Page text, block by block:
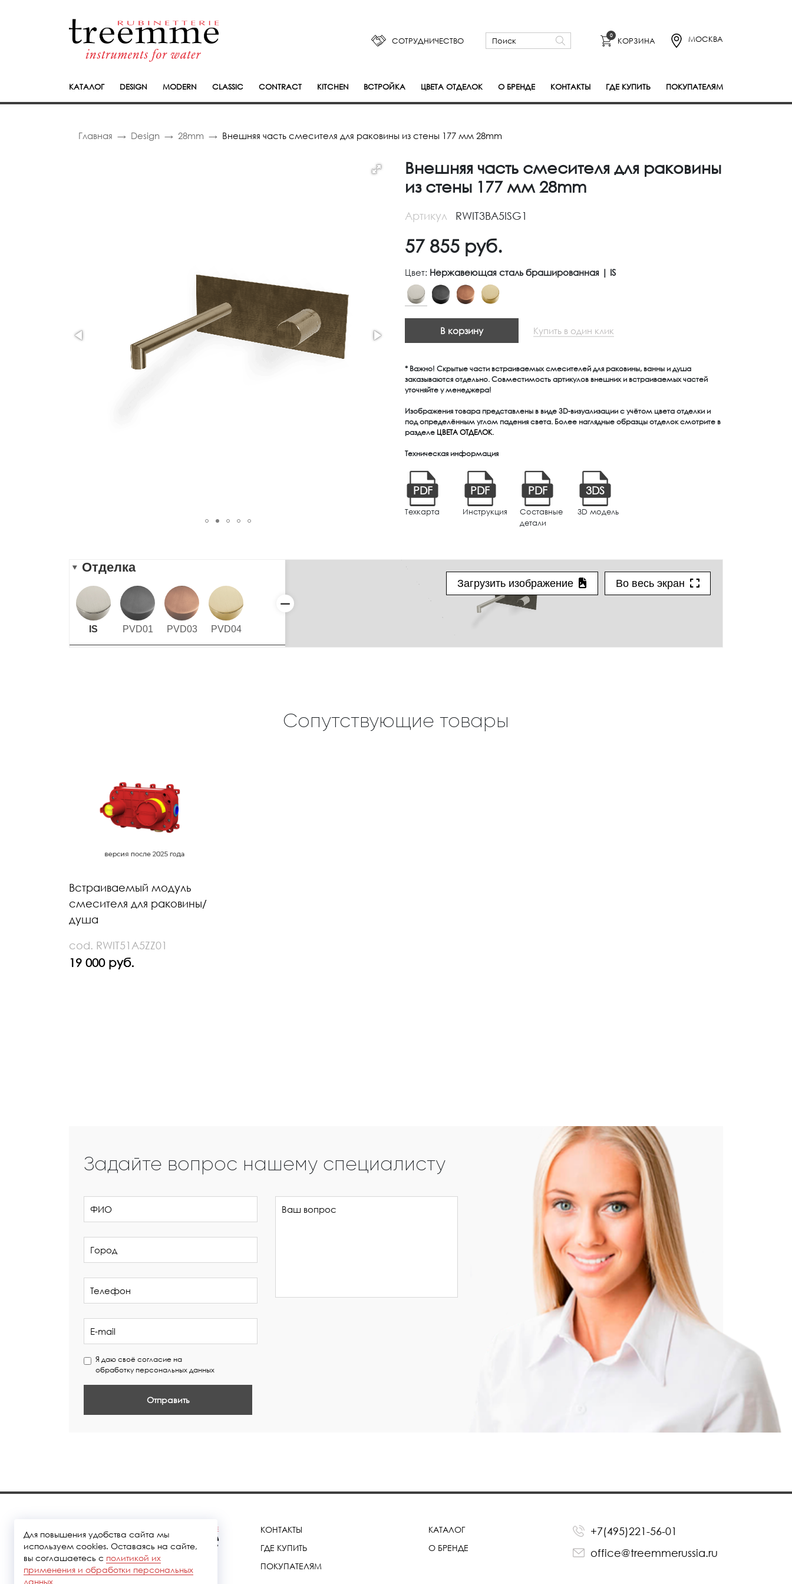
СОТРУДНИЧЕСТВО
0
КОРЗИНА МОСКВА
КАТАЛОГ DESIGN MODERN CLASSIC CONTRACT KITCHEN ВСТРОЙКА ЦВЕТА ОТДЕЛОК О БРЕНДЕ КОНТАКТЫ ГДЕ КУПИТЬ ПОКУПАТЕЛЯМ
Главная Design 28mm Внешняя часть смесителя для раковины из стены 177 мм 28mm
Внешняя часть смесителя для раковины
из стены 177 мм 28mm
Артикул RWIT3BA5ISG1
57 855 руб.
Цвет: Нержавеющая сталь брашированная | IS
В корзину Купить в один клик
* Важно! Скрытые части встраиваемых смесителей для раковины, ванны и душа
заказываются отдельно. Совместимость артикулов внешних и встраиваемых частей
уточняйте у менеджера!
Изображения товара представлены в виде 3D-визуализации с учётом цвета отделки и
под определённым углом падения света. Более наглядные образцы отделок смотрите в
разделе ЦВЕТА ОТДЕЛОК.
Техническая информация
PDF
Техкарта
PDF
Инструкция
PDF
Составные
детали
3DS
3D модель
Сопутствующие товары
Встраиваемый модуль
смесителя для раковины/
душа
cod. RWIT51A5ZZ01
19 000 руб.
Задайте вопрос нашему специалисту
Я даю своё согласие на
обработку персональных данных
Отправить
КОНТАКТЫ
ГДЕ КУПИТЬ
ПОКУПАТЕЛЯМ
КАТАЛОГ
О БРЕНДЕ
+7(495)221-56-01
office@treemmerussia.ru
Для повышения удобства сайта мы
используем cookies. Оставаясь на сайте,
вы соглашаетесь с политикой их
применения и обработки персональных
данных